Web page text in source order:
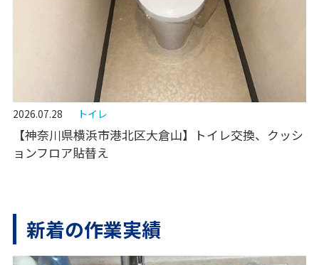
2026.07.28 トイレ
【神奈川県横浜市港北区大倉山】トイレ交換、クッシ
ョンフロア貼替え
新着の作業実績